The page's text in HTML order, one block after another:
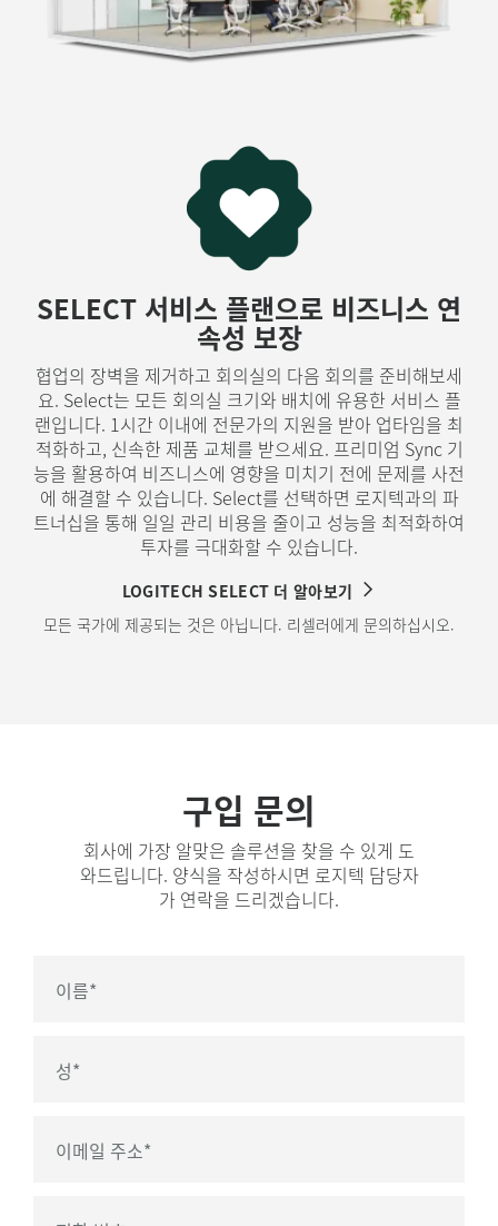
재활용 플라스틱 사용
있습니다. 액세서리 및 패키지 제외.
재활용 플라스틱 더 알아보기
SELECT 서비스 플랜으로 비즈니스 연
속성 보장
협업의 장벽을 제거하고 회의실의 다음 회의를 준비해보세
요. Select는 모든 회의실 크기와 배치에 유용한 서비스 플
랜입니다. 1시간 이내에 전문가의 지원을 받아 업타임을 최
적화하고, 신속한 제품 교체를 받으세요. 프리미엄 Sync 기
능을 활용하여 비즈니스에 영향을 미치기 전에 문제를 사전
에 해결할 수 있습니다. Select를 선택하면 로지텍과의 파
트너십을 통해 일일 관리 비용을 줄이고 성능을 최적화하여
투자를 극대화할 수 있습니다.
LOGITECH SELECT 더 알아보기
모든 국가에 제공되는 것은 아닙니다. 리셀러에게 문의하십시오.
구입 문의
회사에 가장 알맞은 솔루션을 찾을 수 있게 도
와드립니다. 양식을 작성하시면 로지텍 담당자
가 연락을 드리겠습니다.
이름*
성*
이메일 주소*